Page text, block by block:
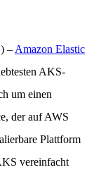
– Amazon Elastic
AKS-
um einen
der auf AWS
Plattform
vereinfacht